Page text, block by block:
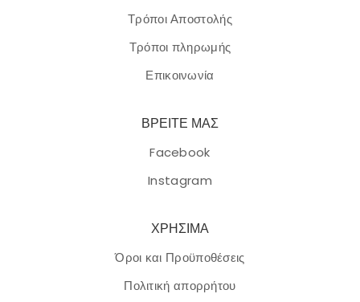
Τρόποι Αποστολής
Τρόποι πληρωμής
Επικοινωνία
ΒΡΕΙΤΕ ΜΑΣ
Facebook
Instagram
ΧΡΗΣΙΜΑ
Όροι και Προϋποθέσεις
Πολιτική απορρήτου